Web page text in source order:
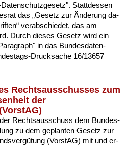
Statt­des­sen
das „Ge­setz zur Ände­rung da­
ver­ab­schie­det, das am
Durch die­ses Ge­setz wird ein
in das Bun­des­da­ten­
Druck­sa­che 16/13657
Rechtsausschusses zum
der
Rechts­aus­schuss dem Bun­des­
zu dem ge­plan­ten Ge­setz zur
(Vors­tAG) mit und er­